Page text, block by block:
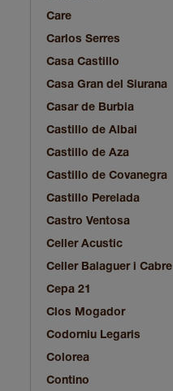
Care
Carlos Serres
Casa Castillo
Casa Gran del Siurana
Casar de Burbia
Castillo de Albai
Castillo de Aza
Castillo de Covanegra
Castillo Perelada
Castro Ventosa
Celler Acustic
Celler Balaguer i Cabre
Cepa 21
Clos Mogador
Codorniu Legaris
Colorea
Contino